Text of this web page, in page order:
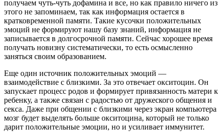
получаем чуть-чуть дофамина и все, но как правило ничего из
этого не запоминаем, так как информация остается в
кратковременной памяти. Такие кусочки положительных
эмоций не формируют нашу базу знаний, информация не
записывается в долгосрочной памяти. Сейчас хорошее время
получать новизну систематически, то есть осмысленно
заняться своим образованием.
Еще один источник положительных эмоций —
взаимодействие с близкими. За это отвечает окситоцин. Он
запускает процесс родов и формирует привязанность матери к
ребенку, а также связан с радостью от дружеского общения и
секса. Даже при общении с близкими через экран компьютера
мозг будет выделять больше окситоцина, который не только
дарит положительные эмоции, но и усиливает иммунитет.